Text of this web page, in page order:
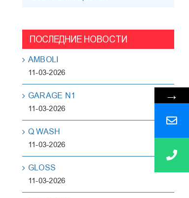
ПОСЛЕДНИЕ НОВОСТИ
AMBOLI
11-03-2026
GARAGE N1
11-03-2026
Q WASH
11-03-2026
GLOSS
11-03-2026
→